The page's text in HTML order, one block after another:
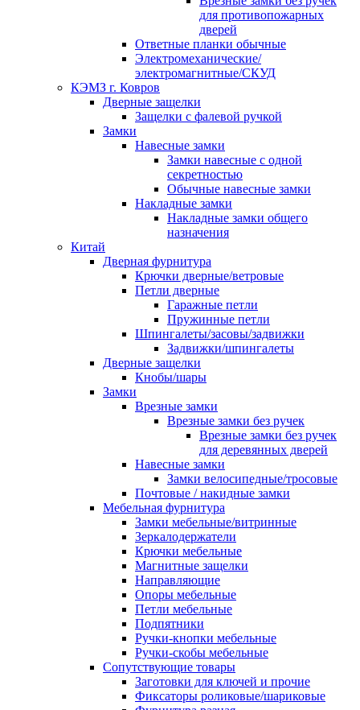
для противопожарных
дверей
Ответные планки обычные
Электромеханические/
электромагнитные/СКУД
КЭМЗ г. Ковров
Дверные защелки
Защелки с фалевой ручкой
Замки
Навесные замки
Замки навесные с одной
секретностью
Обычные навесные замки
Накладные замки
Накладные замки общего
назначения
Китай
Дверная фурнитура
Крючки дверные/ветровые
Петли дверные
Гаражные петли
Пружинные петли
Шпингалеты/засовы/задвижки
Задвижки/шпингалеты
Дверные защелки
Кнобы/шары
Замки
Врезные замки
Врезные замки без ручек
Врезные замки без ручек
для деревянных дверей
Навесные замки
Замки велосипедные/тросовые
Почтовые / накидные замки
Мебельная фурнитура
Замки мебельные/витринные
Зеркалодержатели
Крючки мебельные
Магнитные защелки
Направляющие
Опоры мебельные
Петли мебельные
Подпятники
Ручки-кнопки мебельные
Ручки-скобы мебельные
Сопутствующие товары
Заготовки для ключей и прочие
Фиксаторы роликовые/шариковые